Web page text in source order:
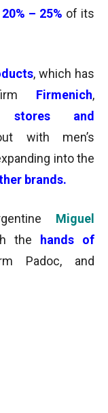
20% – 25% of its
, which has
Firmenich,
stores and
with men’s
into the
brands.
Miguel
the
hands of
Padoc, and